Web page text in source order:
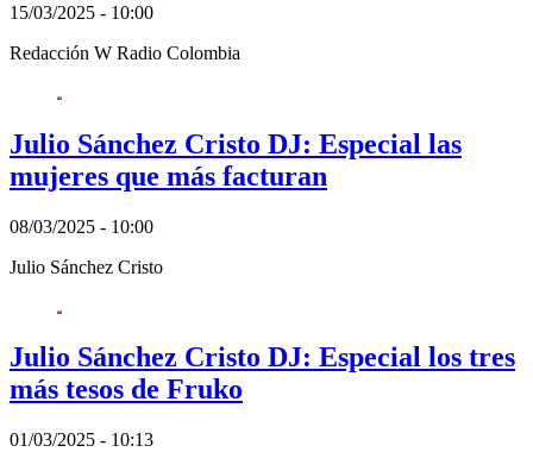
15/03/2025 - 10:00
Redacción W Radio Colombia
Julio Sánchez Cristo DJ: Especial las
mujeres que más facturan
08/03/2025 - 10:00
Julio Sánchez Cristo
Julio Sánchez Cristo DJ: Especial los tres
más tesos de Fruko
01/03/2025 - 10:13